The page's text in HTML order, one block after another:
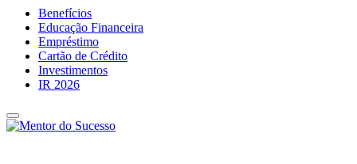
Benefícios
Educação Financeira
Empréstimo
Cartão de Crédito
Investimentos
IR 2026